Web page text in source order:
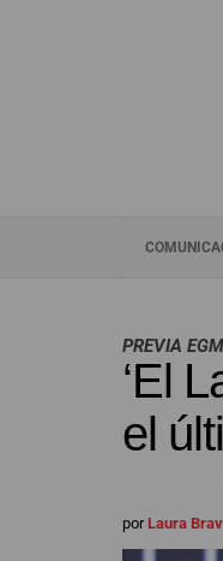
PREVIA
‘El
el
porLaura